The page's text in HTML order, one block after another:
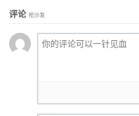
评论 抢沙发